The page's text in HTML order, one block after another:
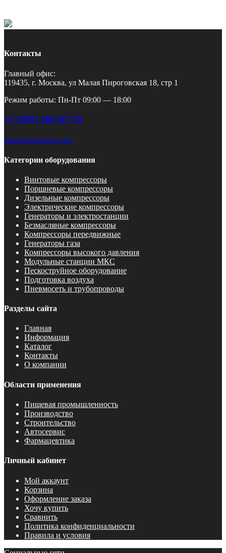
Контакты
Главный офис:
119435, г. Москва, ул Малая Пироговская 18, стр 1
Режим работы: Пн-Пт 09:00 — 18:00
+7 (495) 492-67-70
zakaz@pnevmotex.com
Категории оборудования
Винтовые компрессоры
Поршневые компрессоры
Дизельные компрессоры
Электрические компрессоры
Генераторы и электростанции
Безмасляные компрессоры
Компрессоры передвижные
Генераторы газа
Компрессоры высокого давления
Модульные станции МКС
Пескоструйное оборудование
Подготовка воздуха
Пневмосеть и трубопроводы
Разделы сайта
Главная
Информация
Каталог
Контакты
О компании
Области применения
Пищевая промышленность
Производство
Строительство
Автосервис
Фармацевтика
Личный кабинет
Мой аккаунт
Корзина
Оформление заказа
Хочу купить
Сравнить
Политика конфиденциальности
Правила и условия